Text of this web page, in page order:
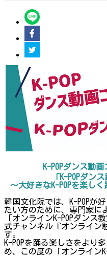
K-POPダンス動
「K-POPダン
〜大好きなK-POPを楽し
韓国文化院では、K-POPが
たい方のために、専門家に
「オンラインK-POPダンス
式チャンネル『オンライン
す。
K-POPを踊る楽しさをより
め、この度の「オンライン